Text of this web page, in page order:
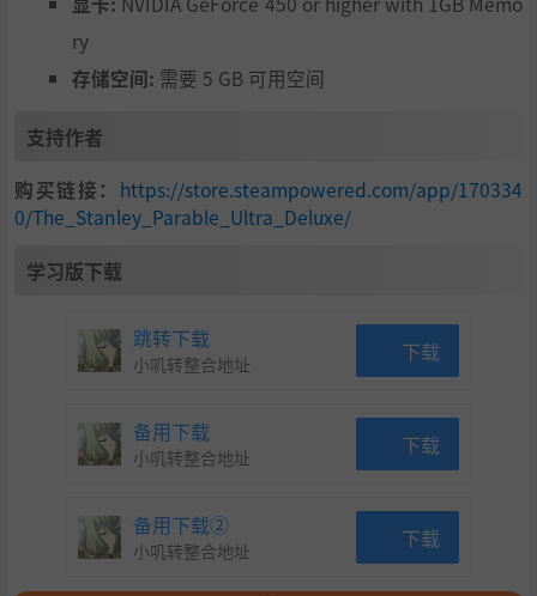
In The Stanley Parable: Ultra Deluxe, everything you reme
mber has been recreated, yet it's different somehow. W
e as he was back then? Or is it you who has changed?
ry
存储空间: 需要 5 GB 可用空间
支持作者
购买链接： https://store.steampowered.com/app/170334
0/The_Stanley_Parable_Ultra_Deluxe/
学习版下载
跳转下载
小叽转整合地址 下载
备用下载
小叽转整合地址 下载
备用下载②
小叽转整合地址 下载